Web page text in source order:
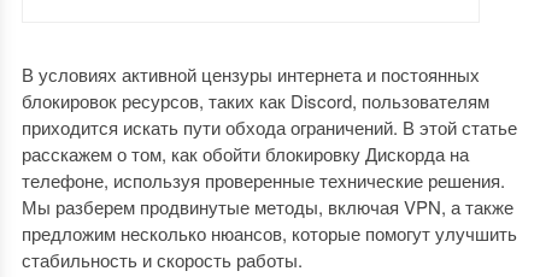
В условиях активной цензуры интернета и постоянных
блокировок ресурсов, таких как Discord, пользователям
приходится искать пути обхода ограничений. В этой статье
расскажем о том, как обойти блокировку Дискорда на
телефоне, используя проверенные технические решения.
Мы разберем продвинутые методы, включая VPN, а также
предложим несколько нюансов, которые помогут улучшить
стабильность и скорость работы.